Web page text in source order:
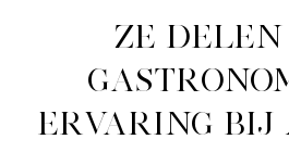
Ze
ervaring bij